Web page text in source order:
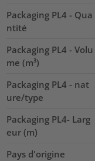
Packaging PL4 - Qua
ntité
Packaging PL4 - Volu
me (m³)
Packaging PL4 - nat
ure/type
Packaging PL4- Larg
eur (m)
Pays d'origine